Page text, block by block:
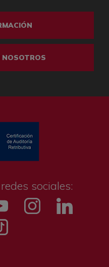
sociales:
InstagrammLinkedIn
tok